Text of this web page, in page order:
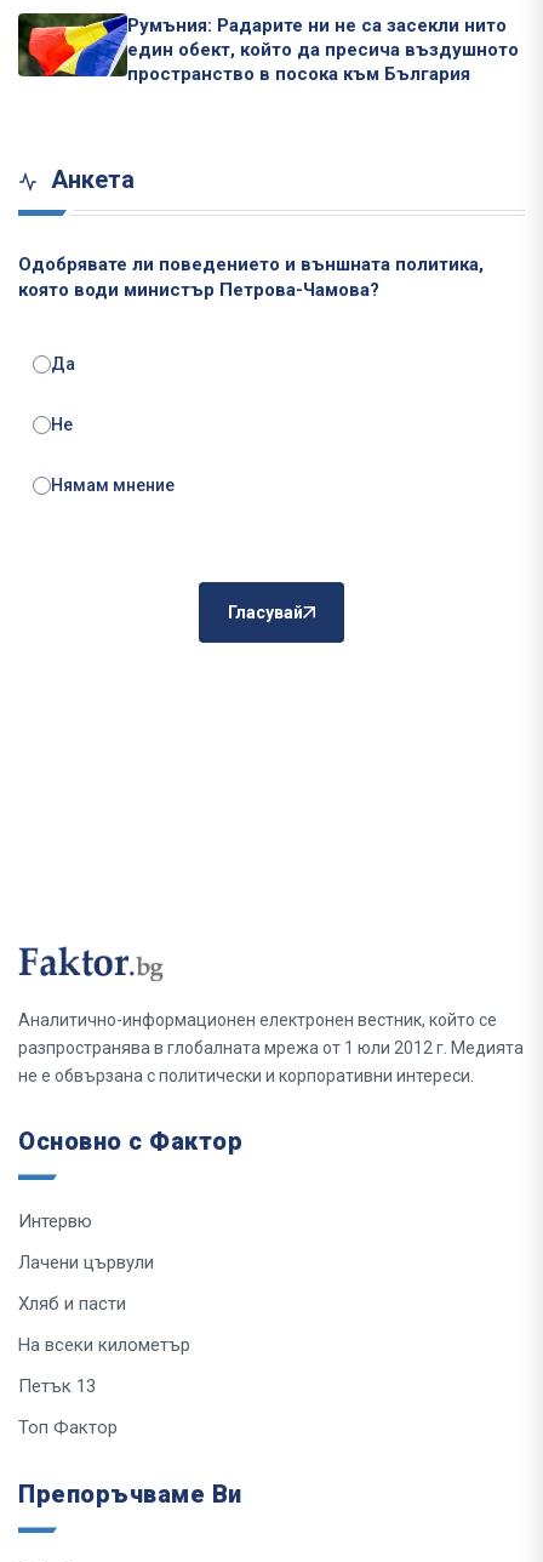
Румъния: Радарите ни не са засекли нито
един обект, който да пресича въздушното
пространство в посока към България
Анкета
Одобрявате ли поведението и външната политика,
която води министър Петрова-Чамова?
Да
Не
Нямам мнение
Гласувай
Аналитично-информационен електронен вестник, който се
разпространява в глобалната мрежа от 1 юли 2012 г. Медията
не е обвързана с политически и корпоративни интереси.
Основно с Фактор
Интервю
Лачени цървули
Хляб и пасти
На всеки километър
Петък 13
Топ Фактор
Препоръчваме Ви